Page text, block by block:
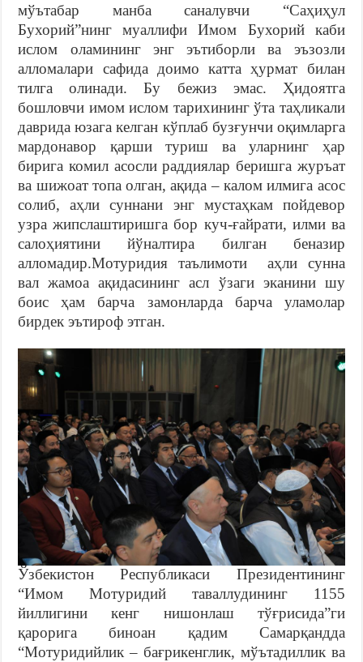
мўътабар манба саналувчи “Саҳиҳул
Бухорий”нинг муаллифи Имом Бухорий каби
ислом оламининг энг эътиборли ва эъзозли
алломалари сафида доимо катта ҳурмат билан
тилга олинади. Бу бежиз эмас. Ҳидоятга
бошловчи имом ислом тарихининг ўта таҳликали
даврида юзага келган кўплаб бузғунчи оқимларга
мардонавор қарши туриш ва уларнинг ҳар
бирига комил асосли раддиялар беришга журъат
ва шижоат топа олган, ақида – калом илмига асос
солиб, аҳли суннани энг мустаҳкам пойдевор
узра жипслаштиришга бор куч-ғайрати, илми ва
салоҳиятини йўналтира билган беназир
алломадир.Мотуридия таълимоти аҳли сунна
вал жамоа ақидасининг асл ўзаги эканини шу
боис ҳам барча замонларда барча уламолар
бирдек эътироф этган.
Ўзбекистон Республикаси Президентининг
“Имом Мотуридий таваллудининг 1155
йиллигини кенг нишонлаш тўғрисида”ги
қарорига биноан қадим Самарқандда
“Мотуридийлик – бағрикенглик, мўътадиллик ва